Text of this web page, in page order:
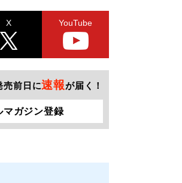
X YouTube
売前日に速報が届く！
マガジン登録